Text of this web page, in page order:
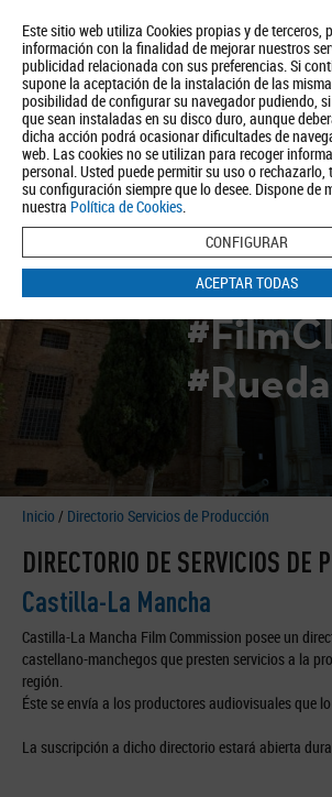
Este sitio web utiliza Cookies propias y de terceros,
información con la finalidad de mejorar nuestros
publicidad relacionada con sus preferencias. Si
supone la aceptación de la instalación de las
posibilidad de configurar su navegador pudiendo,
que sean instaladas en su disco duro, aunque
dicha acción podrá ocasionar dificultades de
web. Las cookies no se utilizan para recoger
personal. Usted puede permitir su uso o
su configuración siempre que lo desee. Dispone de
nuestra Política de Cookies.
CONFIGURAR
ACEPTAR TODAS
Quiénes somos Turismo Política de
Inicio / Directorio Servicios de Producción
DIRECTORIO DE SERVICIOS DE
Castilla-La Mancha
Castilla-La Mancha Film Commission posee un
castellano-manchegos que presten servicios a la
región.
Éste se envía a los productores audiovisuales que
La suscripción a dicho directorio estará abierta